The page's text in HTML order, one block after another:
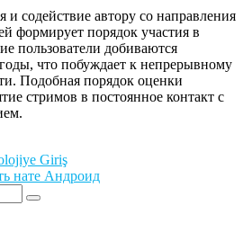
и содействие автору со направления
формирует порядок участия в
пользователи добиваются
что побуждает к непрерывному
Подобная порядок оценки
стримов в постоянное контакт с
Giriş
нате Андроид